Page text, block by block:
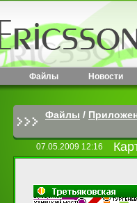
Файлы Новости
Файлы /
07.05.2009 12:16